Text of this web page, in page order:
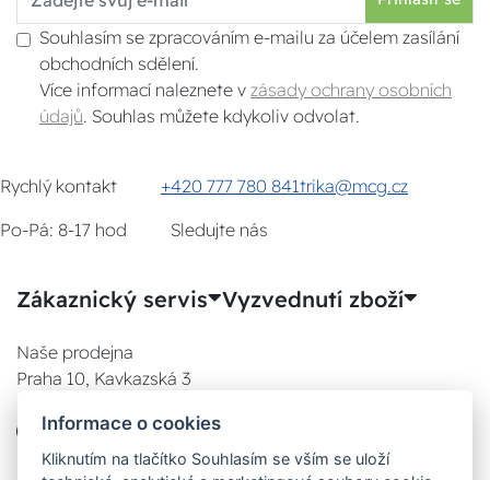
Souhlasím se zpracováním e-mailu za účelem zasílání
obchodních sdělení.
Více informací naleznete v zásady ochrany osobních
údajů . Souhlas můžete kdykoliv odvolat.
Rychlý kontakt +420 777 780 841trika@mcg.cz
Po-Pá: 8-17 hod
Sledujte nás
Zákaznický servis Vyzvednutí zboží
Naše prodejna
Praha 10, Kavkazská 3
777 780 841
Informace o cookies
Kliknutím na tlačítko Souhlasím se vším se uloží